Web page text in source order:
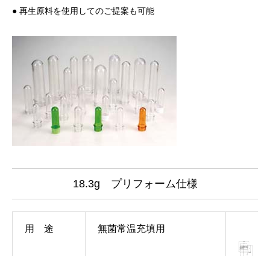
● 再生原料を使用してのご提案も可能
18.3g プリフォーム仕様
用 途 無菌常温充填用